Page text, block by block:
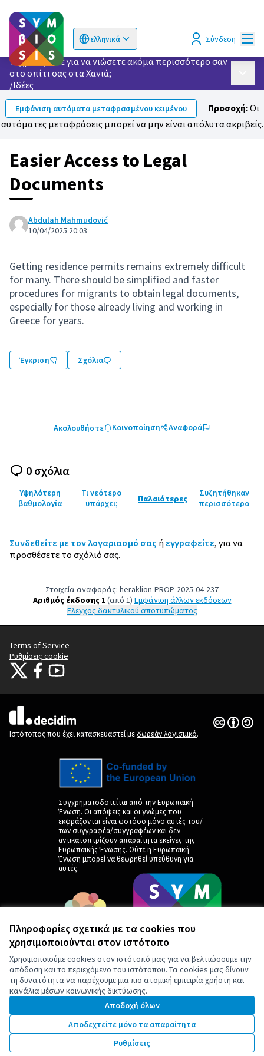
Πληροφορίες σχετικά με τα cookies που
χρησιμοποιούνται στον ιστότοπο
Χρησιμοποιούμε cookies στον ιστότοπό μας για να βελτιώσουμε την
απόδοση και το περιεχόμενο του ιστότοπου. Τα cookies μας δίνουν
τη δυνατότητα να παρέχουμε μια πιο ατομική εμπειρία χρήστη και
κανάλια μέσων κοινωνικής δικτύωσης.
Αποδοχή όλων
Αποδεχτείτε μόνο τα απαραίτητα
Ρυθμίσεις
ελληνικά
Choose language Επιλογή γλώσσας Σύνδεση
Τι χρειάζεστε για να νιώσετε ακόμα περισσότερο σαν
στο σπίτι σας στα Χανιά;
/Ιδέες
Εμφάνιση αυτόματα μεταφρασμένου κειμένου Προσοχή:Οι
αυτόματες μεταφράσεις μπορεί να μην είναι απόλυτα ακριβείς.
Easier Access to Legal
Documents
Abdulah Mahmudović
10/04/2025 20:03
Getting residence permits remains extremely difficult
for many. There should be simplified and faster
procedures for migrants to obtain legal documents,
especially for those already living and working in
Greece for years.
Έγκριση Σχόλια
Ακολουθήστε Κοινοποίηση Αναφορά
0 σχόλια
Υψηλότερη
βαθμολογία
Τι νεότερο
υπάρχει;
Παλαιότερες
Συζητήθηκαν
περισσότερο
Συνδεθείτε με τον λογαριασμό σας ή εγγραφείτε, για να
προσθέσετε το σχόλιό σας.
Στοιχεία αναφοράς: heraklion-PROP-2025-04-237
Αριθμός έκδοσης 1(από 1) εμφάνιση άλλων εκδόσεων
Έλεγχος δακτυλικού αποτυπώματος
Terms of Service
Ρυθμίσεις cookie
Citizens Participation Portal at X
Ο οργανισμός Citizens Participation Portal στο Facebook
Ο οργανισμός Citizens Participation Portal στο YouTube
(Εξωτερική σύνδεση)
Ιστότοπος που έχει κατασκευαστεί με δωρεάν λογισμικό.
Άδεια
(Εξωτερική
Συγχρηματοδοτείται από την Ευρωπαϊκή
Ένωση. Οι απόψεις και οι γνώμες που
εκφράζονται είναι ωστόσο μόνο αυτές του/
των συγγραφέα/συγγραφέων και δεν
αντικατοπτρίζουν απαραίτητα εκείνες της
Ευρωπαϊκής Ένωσης. Ούτε η Ευρωπαϊκή
Ένωση μπορεί να θεωρηθεί υπεύθυνη για
αυτές.
by